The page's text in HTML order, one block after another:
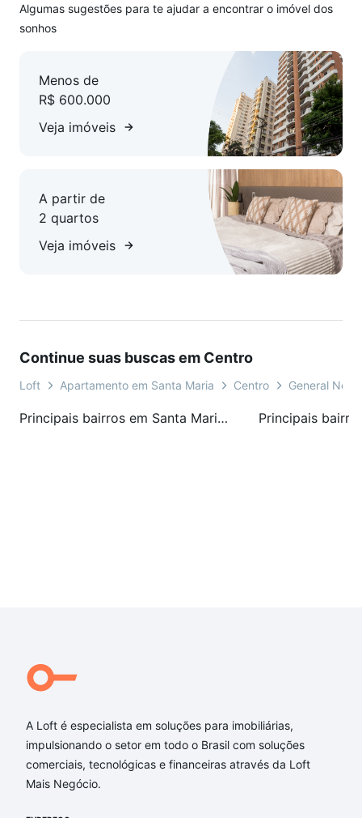
Algumas sugestões para te ajudar a encontrar o imóvel dos
sonhos
Menos de
R$ 600.000
Veja imóveis
A partir de
2 quartos
Veja imóveis
Continue suas buscas em Centro
Loft Apartamento em Santa Maria Centro General Neto
Principais bairros em Santa Maria, RS
A Loft é especialista em soluções para imobiliárias,
impulsionando o setor em todo o Brasil com soluções
comerciais, tecnológicas e financeiras através da Loft
Mais Negócio.